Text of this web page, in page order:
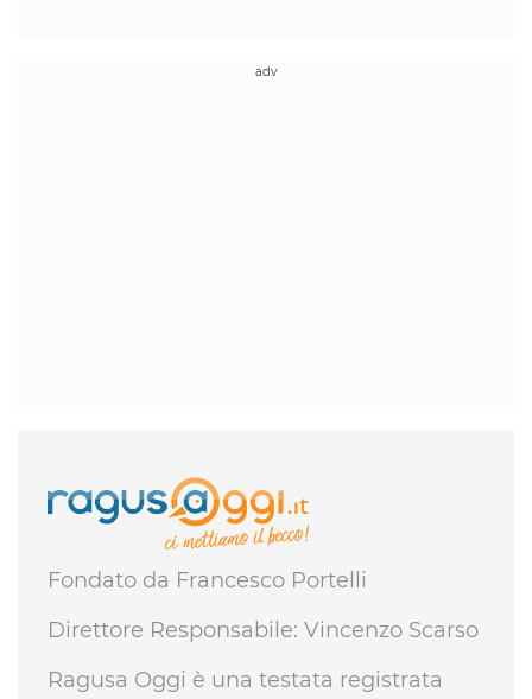
Fondato da Francesco Portelli
Direttore Responsabile: Vincenzo Scarso
Ragusa Oggi è una testata registrata